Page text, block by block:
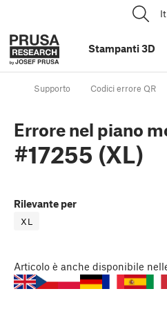
Stampanti 3D
Supporto Codici errore QR
Errore nel piano
#17255 (XL)
Rilevante per
XL
Articolo è anche disponibile